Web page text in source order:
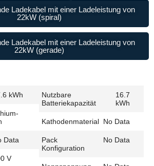
Ladekabel mit einer Ladeleistung von
22kW (spiral)
Ladekabel mit einer Ladeleistung von
22kW (gerade)
kWh
Data
V
Nutzbare
Batteriekapazität
16.7
kWh
Kathodenmaterial No Data
Pack
Konfiguration
No Data